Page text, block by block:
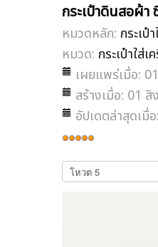
กระเป๋าดินสอผ้า
หมวดหลัก: กระเป๋
หมวด: กระเป๋าใส่เ
เผยแพร่เมื่อ:
สร้างเมื่อ: 01
อัปเดตล่าสุดเ
ให้
เรต
สมาชิก:5/5
กรุณา
ให้